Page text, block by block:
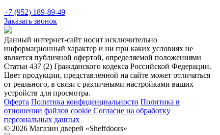
+7 (952) 189-89-49
Заказать звонок
Данный интернет-сайт носит исключительно
информационный характер и ни при каких условиях не
является публичной офертой, определяемой положениями
Статьи 437 (2) Гражданского кодекса Российской Федерации.
Цвет продукции, представленной на сайте может отличаться
от реального, в связи с различными настройками ваших
устройств для просмотра.
Оферта Политика конфиденциальности Политика в
отношении файлов cookie Согласие на обработку
персональных данных
© 2026 Магазин дверей «Sheffdoors»